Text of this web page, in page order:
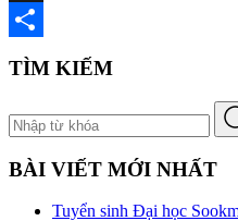
X
Share
TÌM KIẾM
BÀI VIẾT MỚI NHẤT
Tuyển sinh Đại học